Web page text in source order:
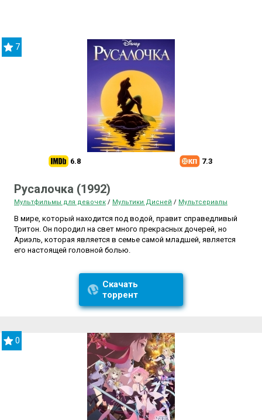
7
6.8 7.3
Русалочка (1992)
Мультфильмы для девочек / Мультики Дисней / Мультсериалы
В мире, который находится под водой, правит справедливый
Тритон. Он породил на свет много прекрасных дочерей, но
Ариэль, которая является в семье самой младшей, является
его настоящей головной болью.
Скачать
торрент
0